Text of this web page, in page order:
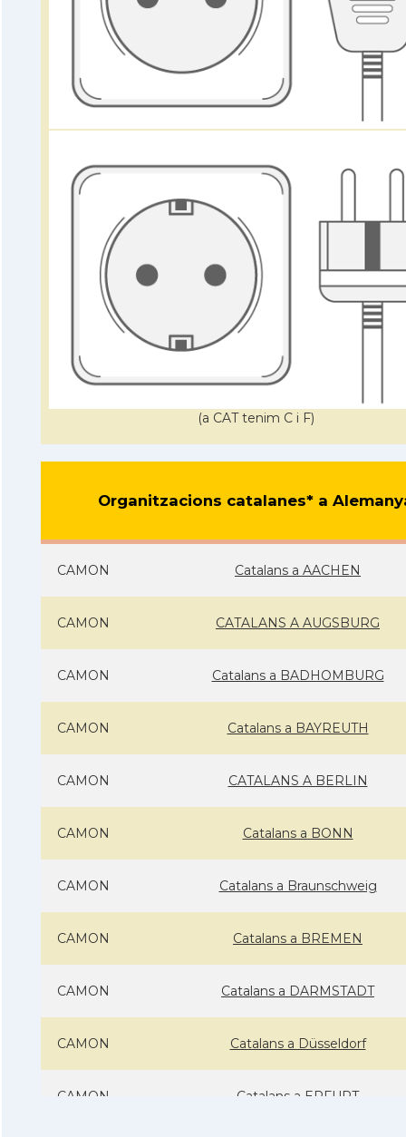
(a CAT tenim C i F)
Organitzacions catalanes* a
CAMON Catalans a AACHEN
CAMON CATALANS A AUGSBURG
CAMON Catalans a BADHOMBURG
CAMON Catalans a BAYREUTH
CAMON CATALANS A BERLIN
CAMON Catalans a BONN
CAMON Catalans a Braunschweig
CAMON Catalans a BREMEN
CAMON Catalans a DARMSTADT
CAMON Catalans a Düsseldorf
CAMON Catalans a ERFURT